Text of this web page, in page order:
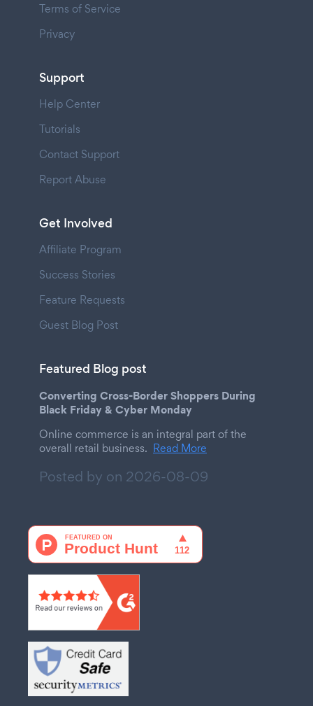
Terms of Service
Privacy
Support
Help Center
Tutorials
Contact Support
Report Abuse
Get Involved
Affiliate Program
Success Stories
Feature Requests
Guest Blog Post
Featured Blog post
Converting Cross-Border Shoppers During
Black Friday & Cyber Monday
Online commerce is an integral part of the
overall retail business. Read More
Posted by on 2026-08-09